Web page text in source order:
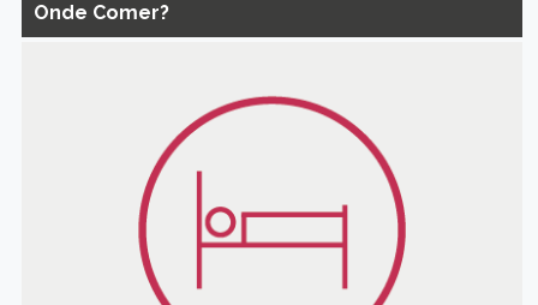
Onde Comer?